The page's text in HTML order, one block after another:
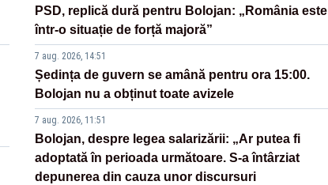
PSD, replică dură pentru Bolojan: „România este
într-o situație de forță majoră”
7 aug. 2026, 14:51
Ședința de guvern se amână pentru ora 15:00.
Bolojan nu a obținut toate avizele
7 aug. 2026, 11:51
Bolojan, despre legea salarizării: „Ar putea fi
adoptată în perioada următoare. S-a întârziat
depunerea din cauza unor discursuri